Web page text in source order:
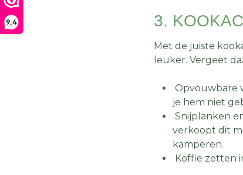
9,4 3.
Met de juiste
leuker. Vergeet
Opvouwbare
je hem niet
Snijplanken
verkoopt dit
kamperen.
Koffie zetten